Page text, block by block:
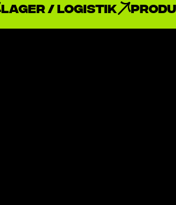
Lager / Logistik